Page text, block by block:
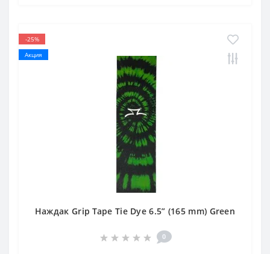
-25%
Акция
Наждак Grip Tape Tie Dye 6.5” (165 mm) Green
0